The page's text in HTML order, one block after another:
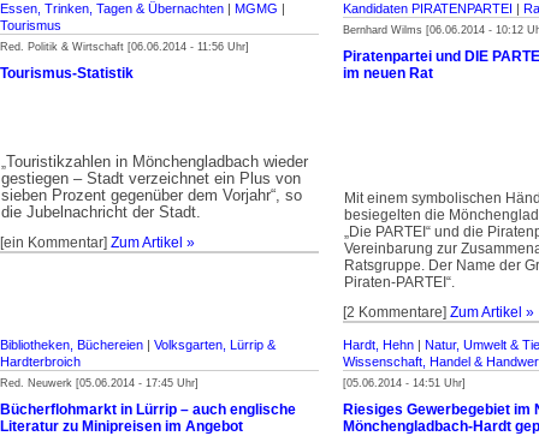
Essen, Trinken, Tagen & Übernachten | MGMG |
Tourismus
Red. Politik & Wirtschaft [06.06.2014 - 11:56 Uhr]
Tourismus-Statistik
„Touristikzahlen in Mönchengladbach wieder
gestiegen – Stadt verzeichnet ein Plus von
sieben Prozent gegenüber dem Vorjahr“, so
die Jubelnachricht der Stadt.
[ein Kommentar] Zum Artikel »
Kandidaten PIRATENPARTEI |
Bernhard Wilms [06.06.2014 - 10:12
Piratenpartei und DIE
im neuen Rat
Mit einem symbolischen
besiegelten die
„Die PARTEI“ und die
Vereinbarung zur
Ratsgruppe. Der Name der
Piraten-PARTEI“.
[2 Kommentare] Zum Artikel »
Bibliotheken, Büchereien | Volksgarten, Lürrip &
Hardterbroich
Red. Neuwerk [05.06.2014 - 17:45 Uhr]
Bücherflohmarkt in Lürrip – auch englische
Literatur zu Minipreisen im Angebot
Hardt, Hehn | Natur, Umwelt &
Wissenschaft, Handel &
[05.06.2014 - 14:51 Uhr]
Riesiges Gewerbegebiet im
Mönchengladbach-Hardt